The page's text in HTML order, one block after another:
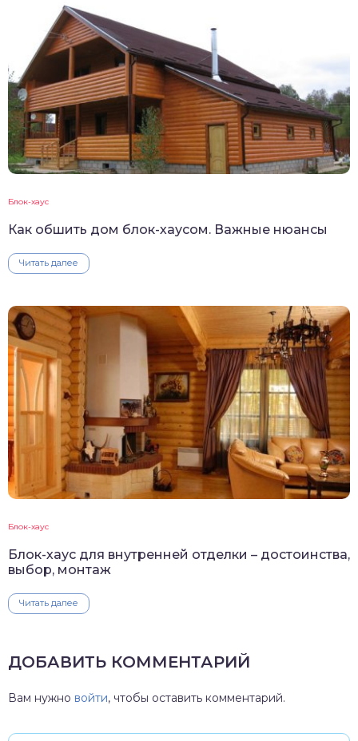
Блок-хаус
Как обшить дом блок-хаусом. Важные нюансы
Читать далее
Блок-хаус
Блок-хаус для внутренней отделки – достоинства,
выбор, монтаж
Читать далее
ДОБАВИТЬ КОММЕНТАРИЙ
Вам нужно войти, чтобы оставить комментарий.